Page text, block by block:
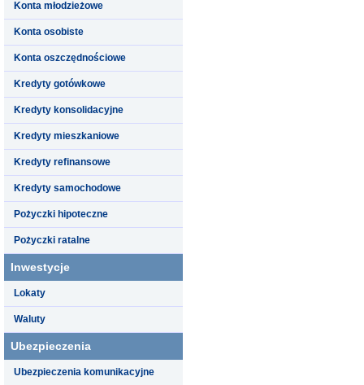
Konta młodzieżowe
Konta osobiste
Konta oszczędnościowe
Kredyty gotówkowe
Kredyty konsolidacyjne
Kredyty mieszkaniowe
Kredyty refinansowe
Kredyty samochodowe
Pożyczki hipoteczne
Pożyczki ratalne
Inwestycje
Lokaty
Waluty
Ubezpieczenia
Ubezpieczenia komunikacyjne